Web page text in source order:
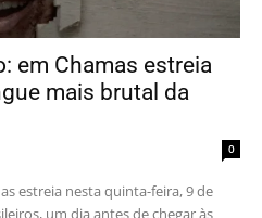
em Chamas estreia
mais brutal da
0
estreia nesta quinta-feira, 9 de
um dia antes de chegar às